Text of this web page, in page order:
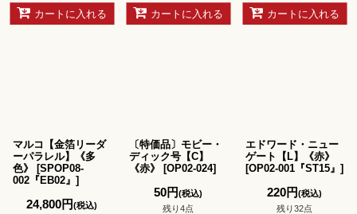
カートに入れる カートに入れる カートに入れる
マルコ【金箔リーダ
ーパラレル】《多
色》
[SPOP08-
002『EB02』 ]
24,800円(税込)
〔特価品〕モビー・
ディック号【C】
《赤》
[OP02-024]
50円(税込)
残り4点
エドワード・ニュー
ゲート【L】《赤》
[OP02-001『ST15』 ]
220円(税込)
残り32点